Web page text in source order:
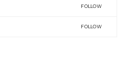
FOLLOW
FOLLOW